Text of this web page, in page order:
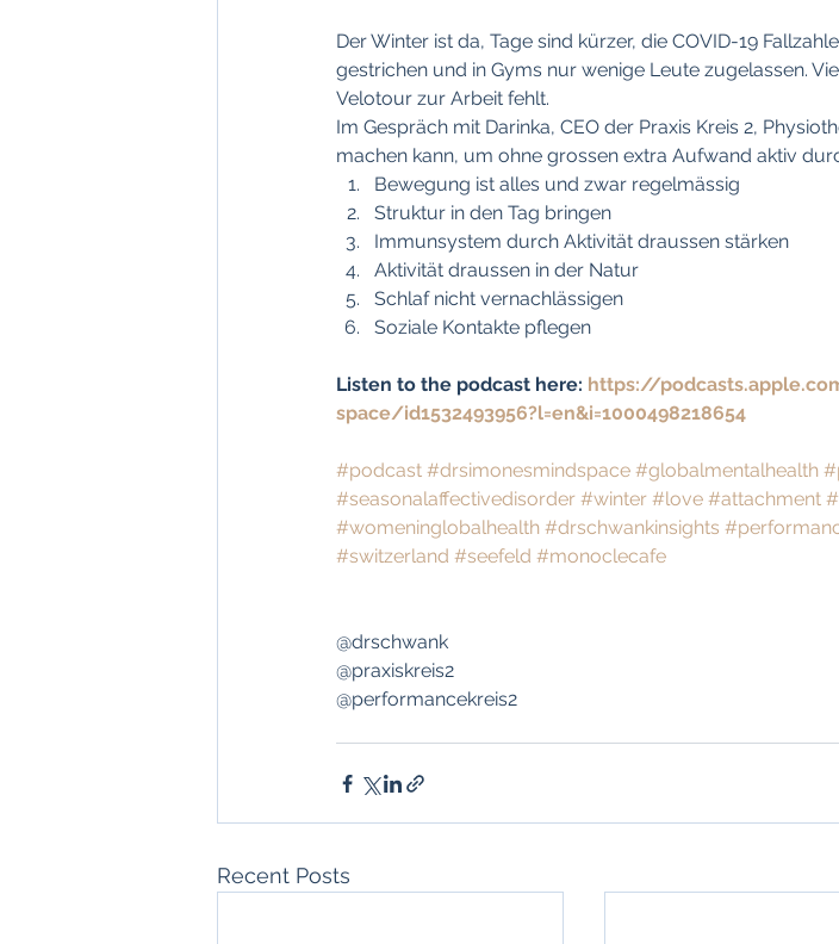
Der Winter ist da, Tage sind kürzer, die COVID-19
gestrichen und in Gyms nur wenige Leute zugelassen.
Velotour zur Arbeit fehlt.
Im Gespräch mit Darinka, CEO der Praxis Kreis 2,
machen kann, um ohne grossen extra Aufwand aktiv
Bewegung ist alles und zwar regelmässig
Struktur in den Tag bringen
Immunsystem durch Aktivität draussen stärken
Aktivität draussen in der Natur
Schlaf nicht vernachlässigen
Soziale Kontakte pflegen
Listen to the podcast here: https://
space/id1532493956?l=en&i=1000498218654
#podcast #drsimonesmindspace #globalmentalhealth
#seasonalaffectivedisorder #winter #love #attachment
#womeninglobalhealth #drschwankinsights
#switzerland #seefeld #monoclecafe
@drschwank
@praxiskreis2
@performancekreis2
Recent Posts